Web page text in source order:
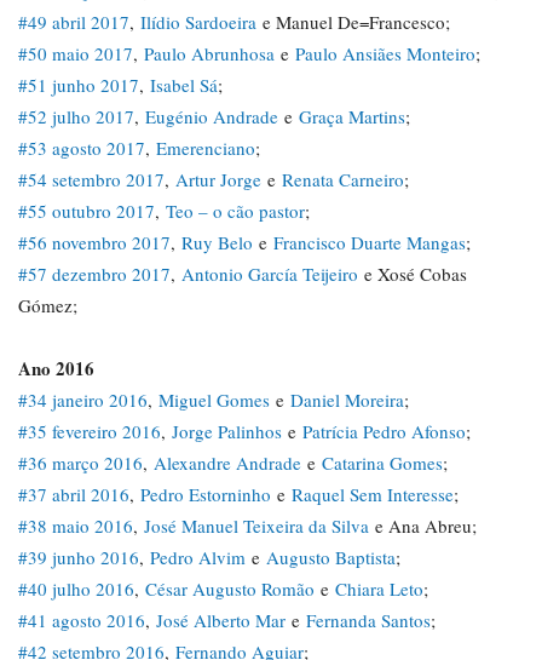
#49 abril 2017, Ilídio Sardoeira e Manuel De=Francesco;
#50 maio 2017, Paulo Abrunhosa e Paulo Ansiães Monteiro;
#51 junho 2017, Isabel Sá;
#52 julho 2017, Eugénio Andrade e Graça Martins;
#53 agosto 2017, Emerenciano;
#54 setembro 2017, Artur Jorge e Renata Carneiro;
#55 outubro 2017, Teo – o cão pastor;
#56 novembro 2017, Ruy Belo e Francisco Duarte Mangas;
#57 dezembro 2017, Antonio García Teijeiro e Xosé Cobas
Gómez;
Ano 2016
#34 janeiro 2016, Miguel Gomes e Daniel Moreira;
#35 fevereiro 2016, Jorge Palinhos e Patrícia Pedro Afonso;
#36 março 2016, Alexandre Andrade e Catarina Gomes;
#37 abril 2016, Pedro Estorninho e Raquel Sem Interesse;
#38 maio 2016, José Manuel Teixeira da Silva e Ana Abreu;
#39 junho 2016, Pedro Alvim e Augusto Baptista;
#40 julho 2016, César Augusto Romão e Chiara Leto;
#41 agosto 2016, José Alberto Mar e Fernanda Santos;
#42 setembro 2016, Fernando Aguiar;